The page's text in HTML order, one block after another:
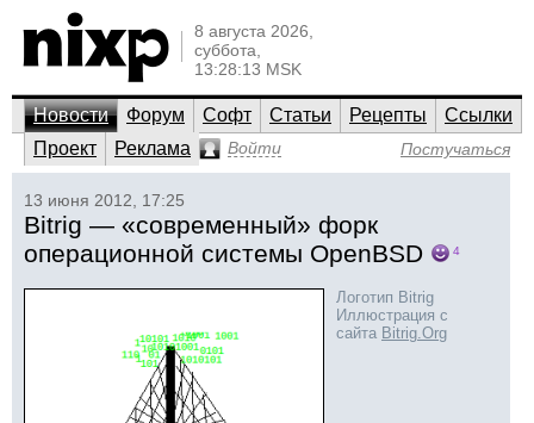
8 августа 2026,
суббота,
13:28:13 MSK
Новости Форум Софт Статьи Рецепты
Ссылки
Проект
Реклама Войти Постучаться
13 июня 2012, 17:25
Bitrig — «современный» форк
операционной системы OpenBSD
4
Логотип Bitrig
Иллюстрация с
сайта Bitrig.Org